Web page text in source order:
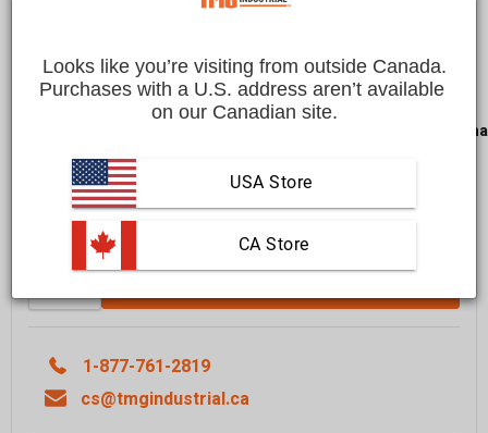
Payez en versements échelonnés avecAffirm. Vérifiez
si vous êtes admissible lors du passage à la caisse.
Livraison dans un délai de
En savoir plus
FAITES VITE — IL N’EN RESTE QUE4EN STOCK
Quantité
1-877-761-2819
cs@tmgindustrial.ca
Looks like you’re visiting from outside Canada.
Purchases with a U.S. address aren’t available
on our Canadian site.
USA Store
CA Store